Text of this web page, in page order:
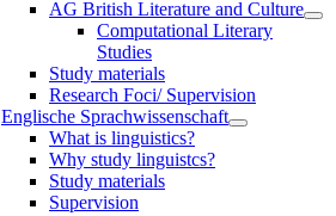
AG British Literature and Culture
Computational Literary
Studies
Study materials
Research Foci/ Supervision
Englische Sprachwissenschaft
What is linguistics?
Why study linguistcs?
Study materials
Supervision